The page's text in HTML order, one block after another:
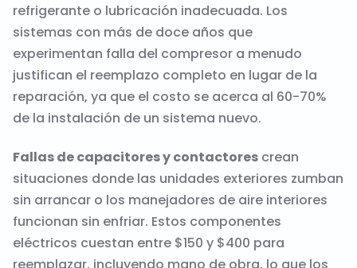
refrigerante o lubricación inadecuada. Los
sistemas con más de doce años que
experimentan falla del compresor a menudo
justifican el reemplazo completo en lugar de la
reparación, ya que el costo se acerca al 60-70%
de la instalación de un sistema nuevo.
Fallas de capacitores y contactorescrean
situaciones donde las unidades exteriores zumban
sin arrancar o los manejadores de aire interiores
funcionan sin enfriar. Estos componentes
eléctricos cuestan entre $150 y $400 para
reemplazar, incluyendo mano de obra, lo que los